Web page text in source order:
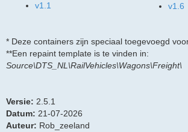
v1.1
v1.6
* Deze containers zijn speciaal toegevoegd
**Een repaint template is te vinden in:
Source\DTS_NL\RailVehicles\Wagons\Freight\
Versie: 2.5.1
Datum: 21-07-2026
Auteur: Rob_zeeland